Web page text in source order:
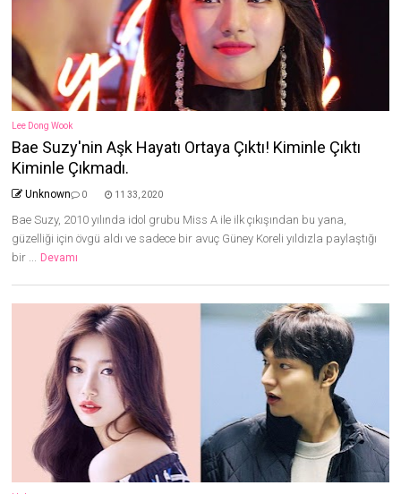
Lee Dong Wook
Bae Suzy'nin Aşk Hayatı Ortaya Çıktı! Kiminle Çıktı
Kiminle Çıkmadı.
Unknown 0 11 33, 2020
Bae Suzy, 2010 yılında idol grubu Miss A ile ilk çıkışından bu yana,
güzelliği için övgü aldı ve sadece bir avuç Güney Koreli yıldızla paylaştığı
bir ... Devamı